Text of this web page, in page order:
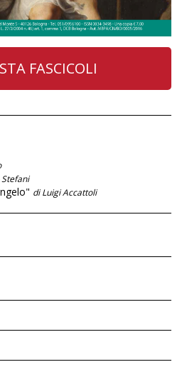
FASCICOLI
di Luigi Accattoli